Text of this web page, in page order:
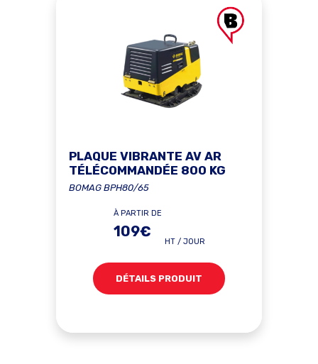
PLAQUE VIBRANTE AV AR
TÉLÉCOMMANDÉE 800 KG
BOMAG BPH80/65
À PARTIR DE
109€
HT / JOUR
DÉTAILS PRODUIT